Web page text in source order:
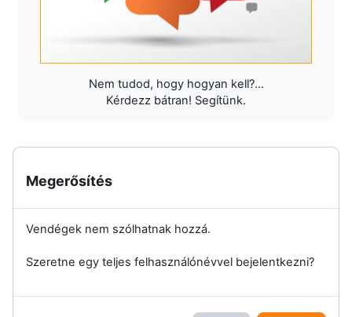
Nem tudod, hogy hogyan kell?...
Kérdezz bátran! Segítünk.
Megerősítés
Vendégek nem szólhatnak hozzá.
Szeretne egy teljes felhasználónévvel bejelentkezni?